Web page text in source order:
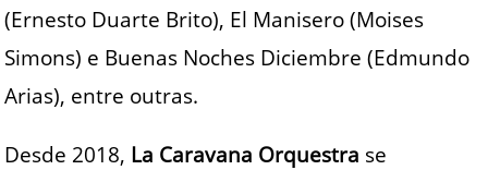
(Ernesto Duarte Brito), El Manisero (Moises
Simons) e Buenas Noches Diciembre (Edmundo
Arias), entre outras.
Desde 2018, La Caravana Orquestra se